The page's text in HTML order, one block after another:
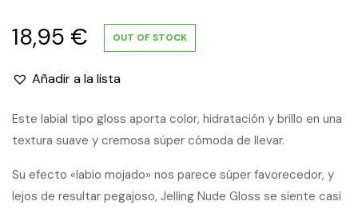
18,95 € OUT OF STOCK
Añadir a la lista
Este labial tipo gloss aporta color, hidratación y brillo en una
textura suave y cremosa súper cómoda de llevar.
Su efecto «labio mojado» nos parece súper favorecedor, y
lejos de resultar pegajoso, Jelling Nude Gloss se siente casi